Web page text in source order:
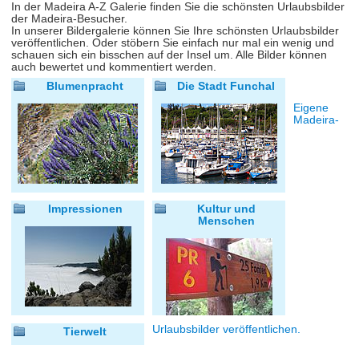
In der Madeira A-Z Galerie finden Sie die schönsten Urlaubsbilder
der Madeira-Besucher.
In unserer Bildergalerie können Sie Ihre schönsten Urlaubsbilder
veröffentlichen. Oder stöbern Sie einfach nur mal ein wenig und
schauen sich ein bisschen auf der Insel um. Alle Bilder können
auch bewertet und kommentiert werden.
Blumenpracht
Die Stadt Funchal
Impressionen
Kultur und
Menschen
Tierwelt
Eigene
Madeira-
Urlaubsbilder veröffentlichen.